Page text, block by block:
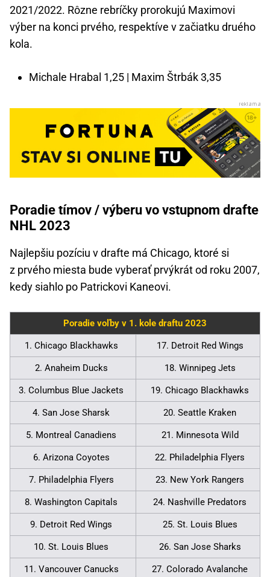
2021/2022. Rôzne rebríčky prorokujú Maximovi
výber na konci prvého, respektíve v začiatku druého
kola.
Michale Hrabal 1,25 | Maxim Štrbák 3,35
Poradie tímov / výberu vo vstupnom drafte
NHL 2023
Najlepšiu pozíciu v drafte má Chicago, ktoré si
z prvého miesta bude vyberať prvýkrát od roku 2007,
kedy siahlo po Patrickovi Kaneovi.
Poradie voľby v 1. kole draftu 2023
1. Chicago Blackhawks 17. Detroit Red Wings
2. Anaheim Ducks 18. Winnipeg Jets
3. Columbus Blue Jackets 19. Chicago Blackhawks
4. San Jose Sharsk 20. Seattle Kraken
5. Montreal Canadiens 21. Minnesota Wild
6. Arizona Coyotes 22. Philadelphia Flyers
7. Philadelphia Flyers 23. New York Rangers
8. Washington Capitals 24. Nashville Predators
9. Detroit Red Wings 25. St. Louis Blues
10. St. Louis Blues 26. San Jose Sharks
11. Vancouver Canucks 27. Colorado Avalanche